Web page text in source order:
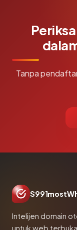
Tanpa
Intelijen domain
untuk web terbuka.